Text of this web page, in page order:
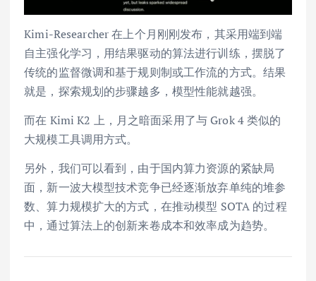
Kimi-Researcher 在上个月刚刚发布，其采用端到端
自主强化学习，用结果驱动的算法进行训练，摆脱了
传统的监督微调和基于规则制或工作流的方式。结果
就是，探索规划的步骤越多，模型性能就越强。
而在 Kimi K2 上，月之暗面采用了与 Grok 4 类似的
大规模工具调用方式。
另外，我们可以看到，由于国内算力资源的紧缺局
面，新一波大模型技术竞争已经逐渐放弃单纯的堆参
数、算力规模扩大的方式，在推动模型 SOTA 的过程
中，通过算法上的创新来卷成本和效率成为趋势。